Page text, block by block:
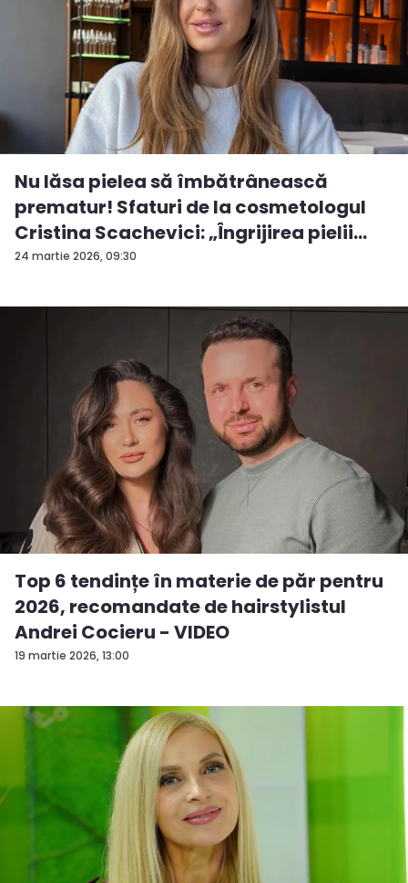
24 martie 2026, 09:30
Nu lăsa pielea să îmbătrânească
prematur! Sfaturi de la cosmetologul
Cristina Scachevici: „Îngrijirea pielii
est...
19 martie 2026, 13:00
Top 6 tendințe în materie de păr pentru
2026, recomandate de hairstylistul
Andrei Cocieru - VIDEO